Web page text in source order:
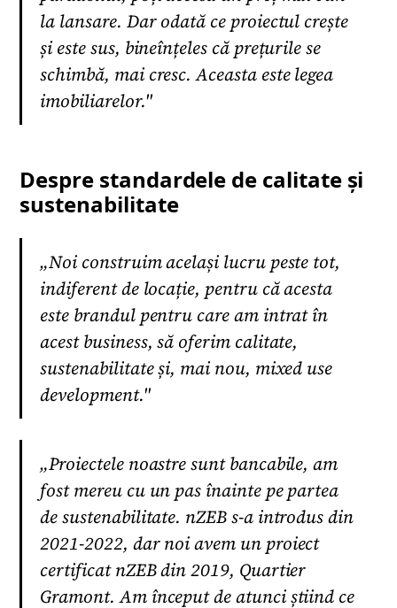
la lansare. Dar odată ce proiectul crește
și este sus, bineînțeles că prețurile se
schimbă, mai cresc. Aceasta este legea
imobiliarelor."
Despre standardele de calitate și
sustenabilitate
„Noi construim același lucru peste tot,
indiferent de locație, pentru că acesta
este brandul pentru care am intrat în
acest business, să oferim calitate,
sustenabilitate și, mai nou, mixed use
development."
„Proiectele noastre sunt bancabile, am
fost mereu cu un pas înainte pe partea
de sustenabilitate. nZEB s-a introdus din
2021-2022, dar noi avem un proiect
certificat nZEB din 2019, Quartier
Gramont. Am început de atunci știind ce